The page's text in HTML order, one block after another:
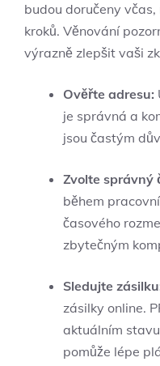
budou doručeny
kroků. Věnování
výrazně zlepšit vaši
Ověřte adresu:
je správná a
jsou častým
Zvolte správný
během
časového
zbytečným
Sledujte
zásilky online.
aktuálním
pomůže lépe